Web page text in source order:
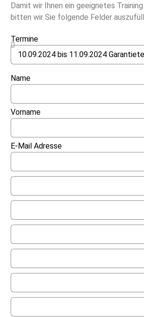
Damit wir Ihnen ein geeignetes
bitten wir Sie folgende Felder
Termine
Name
Vorname
E-Mail Adresse